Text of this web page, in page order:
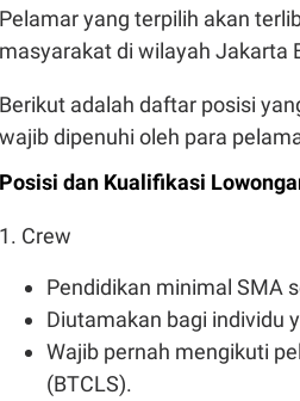
Pelamar yang terpilih akan
masyarakat di wilayah Jakarta
Berikut adalah daftar posisi
wajib dipenuhi oleh para
Posisi dan Kualifikasi
1. Crew
Pendidikan minimal SMA
Diutamakan bagi individu
Wajib pernah mengikuti
(BTCLS).